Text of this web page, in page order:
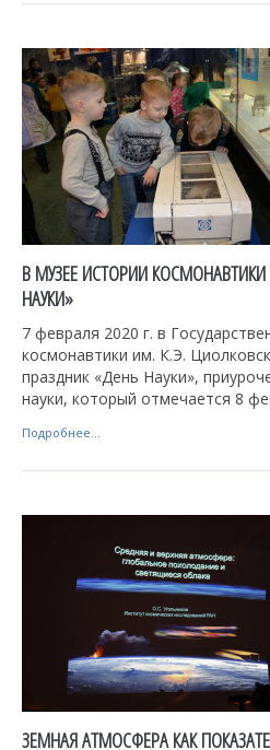
В МУЗЕЕ ИСТОРИИ
НАУКИ»
7 февраля 2020 г. в
космонавтики им. К.Э.
праздник «День Науки»,
науки, который отмечается 8
Подробнее...
ЗЕМНАЯ АТМОСФЕРА КАК